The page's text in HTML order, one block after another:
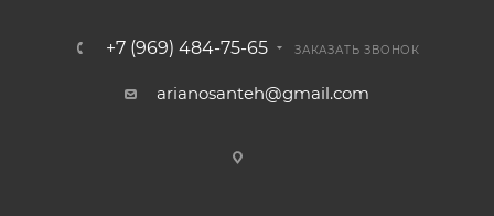
+7 (969) 484-75-65 ЗАКАЗАТЬ ЗВОНОК
arianosanteh@gmail.com